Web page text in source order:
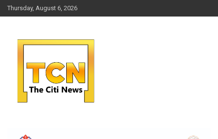
Skip
to
Thursday, August 6, 2026